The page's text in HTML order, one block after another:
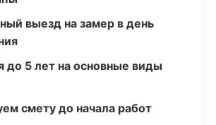
выезд на замер в день
до 5 лет на основные виды
смету до начала работ